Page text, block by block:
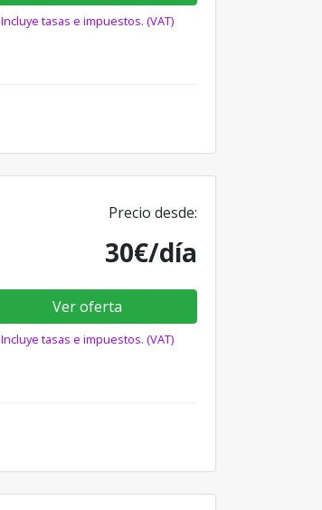
Incluye tasas e impuestos. (VAT)
Precio desde:
30€/día
Ver oferta
Incluye tasas e impuestos. (VAT)